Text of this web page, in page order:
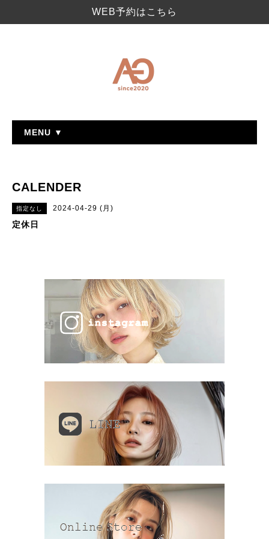
WEB予約はこちら
MENU ▼
CALENDER
指定なし 2024-04-29 (月)
定休日